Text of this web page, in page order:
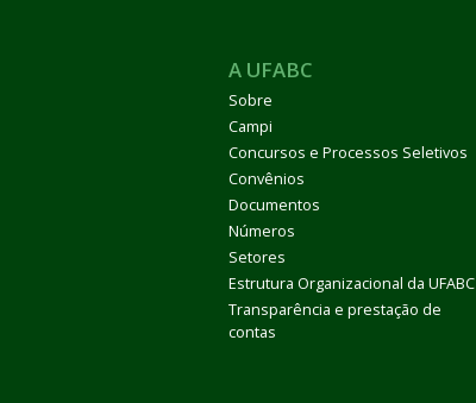
A UFABC
Sobre
Campi
Concursos e Processos Seletivos
Convênios
Documentos
Números
Setores
Estrutura Organizacional da UFABC
Transparência e prestação de
contas